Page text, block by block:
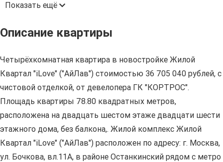
Показать ещё
Описание квартиры
Четырёхкомнатная квартира в новостройке Жилой
Квартал "iLove" ("АйЛав") стоимостью 36 705 040 рублей, с
чистовой отделкой, от девелопера ГК "КОРТРОС".
Площадь квартиры 78.80 квадратных метров,
расположена на двадцать шестом этаже двадцати шести
этажного дома, без балкона,. Жилой комплекс Жилой
Квартал "iLove" ("АйЛав") расположен по адресу: г. Москва,
ул. Бочкова, вл.11А, в районе Останкинский рядом с метро